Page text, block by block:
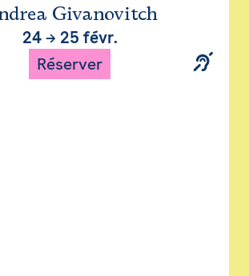
Givanovitch
24→ 25 févr.
Réserver